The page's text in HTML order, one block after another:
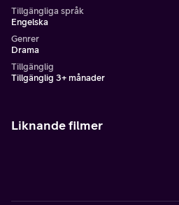
Tillgängliga språk
Engelska
Genrer
Drama
Tillgänglig
Tillgänglig 3+ månader
Liknande filmer